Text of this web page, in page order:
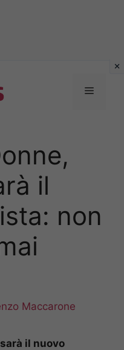
Menu
il
non
Maccarone
il nuovo